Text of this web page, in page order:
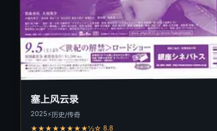
塞上风云录
2025⚡历史/传奇
★★★★★★★★½☆ 8.8